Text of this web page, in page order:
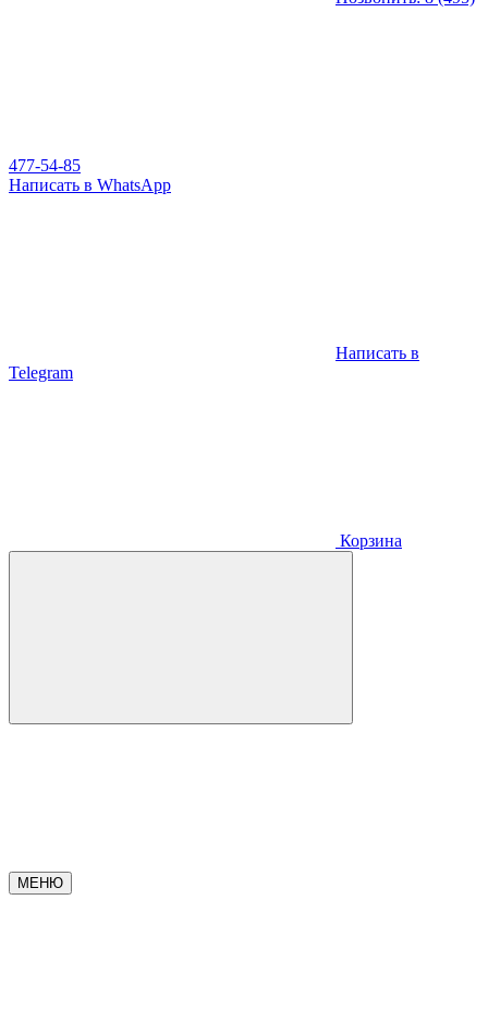
477-54-85
Написать в WhatsApp
Написать в
Telegram
Корзина
МЕНЮ